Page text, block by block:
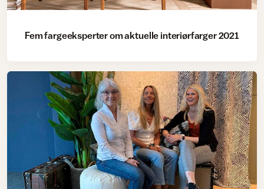
Fem fargeeksperter om aktuelle interiørfarger 2021